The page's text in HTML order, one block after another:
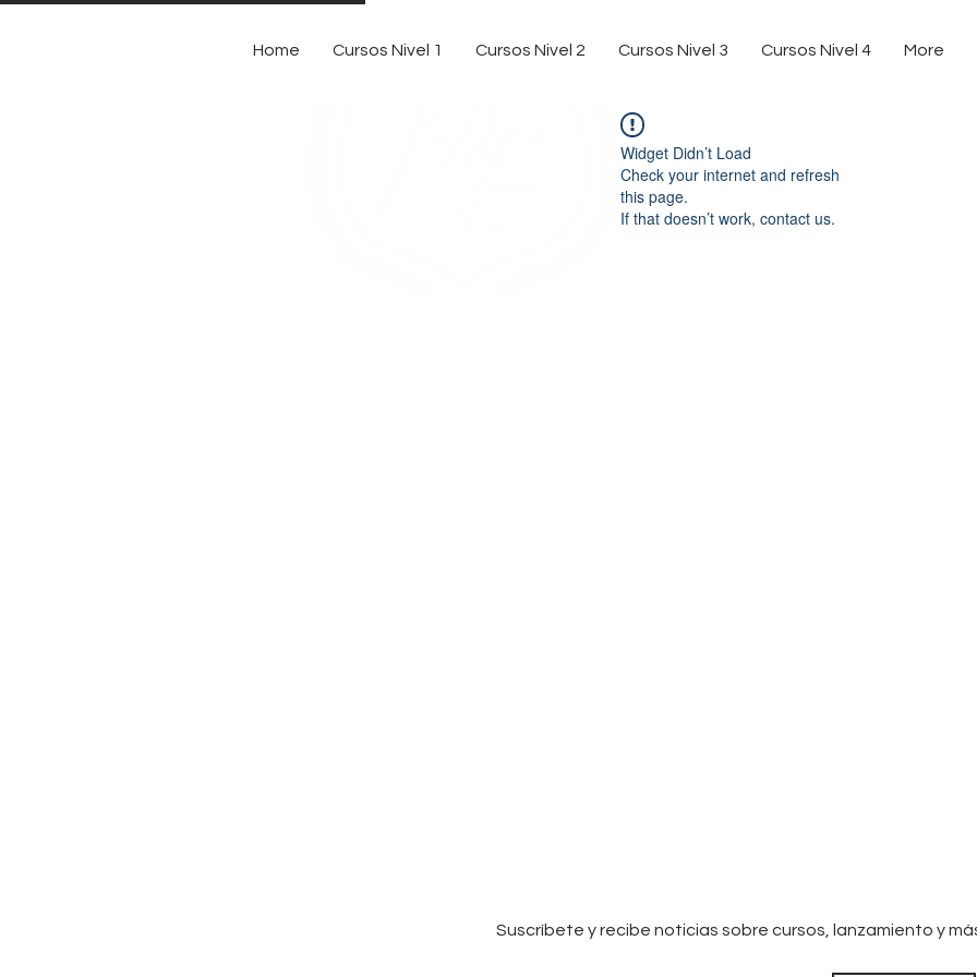
Home Cursos Nivel 1 Cursos Nivel 2 Cursos Nivel 3 Cursos Nivel 4 More
Widget Didn’t Load
Check your internet and refresh
this page.
If that doesn’t work, contact us.
Suscríbete y recibe noticias sobre cursos, lanzamiento y